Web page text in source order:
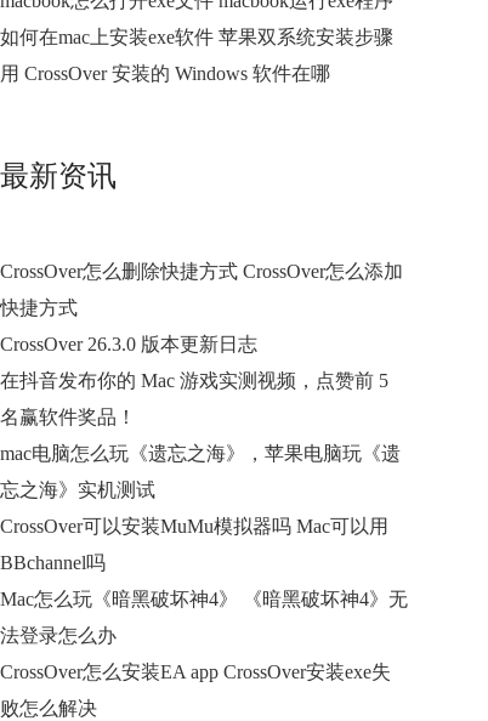
如何在mac上安装exe软件 苹果双系统安装步骤
用 CrossOver 安装的 Windows 软件在哪
最新资讯
CrossOver怎么删除快捷方式 CrossOver怎么添加
快捷方式
CrossOver 26.3.0 版本更新日志
在抖音发布你的 Mac 游戏实测视频，点赞前 5
名赢软件奖品！
mac电脑怎么玩《遗忘之海》，苹果电脑玩《遗
忘之海》实机测试
CrossOver可以安装MuMu模拟器吗 Mac可以用
BBchannel吗
Mac怎么玩《暗黑破坏神4》 《暗黑破坏神4》无
法登录怎么办
CrossOver怎么安装EA app CrossOver安装exe失
败怎么解决